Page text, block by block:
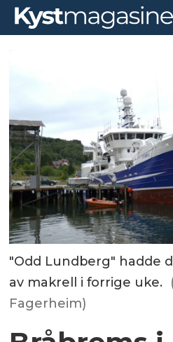
"Odd Lundberg" hadde
av makrell i forrige uke.
Fagerheim)